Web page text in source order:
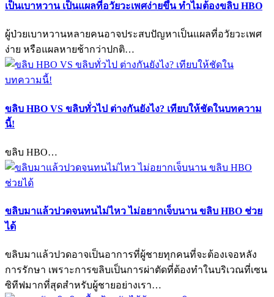
เป็นเบาหวาน เป็นแผลที่อวัยวะเพศง่ายขึ้น ทำไมต้องขลิบ HBO
ผู้ป่วยเบาหวานหลายคนอาจประสบปัญหาเป็นแผลที่อวัยวะเพศ
ง่าย หรือแผลหายช้ากว่าปกติ…
ขลิบ HBO VS ขลิบทั่วไป ต่างกันยังไง? เทียบให้ชัดในบทความ
นี้!
ขลิบ HBO…
ขลิบมาแล้วปวดจนทนไม่ไหว ไม่อยากเจ็บนาน ขลิบ HBO ช่วย
ได้
ขลิบมาแล้วปวดอาจเป็นอาการที่ผู้ชายทุกคนที่จะต้องเจอหลัง
การรักษา เพราะการขลิบเป็นการผ่าตัดที่ต้องทำในบริเวณที่เซน
ซิทีฟมากที่สุดสำหรับผู้ชายอย่างเรา…